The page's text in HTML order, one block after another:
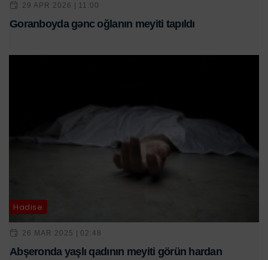
29 APR 2026 | 11:00
Goranboyda gənc oğlanın meyiti tapıldı
Hadisə
26 MAR 2025 | 02:48
Abşeronda yaşlı qadının meyiti görün hardan